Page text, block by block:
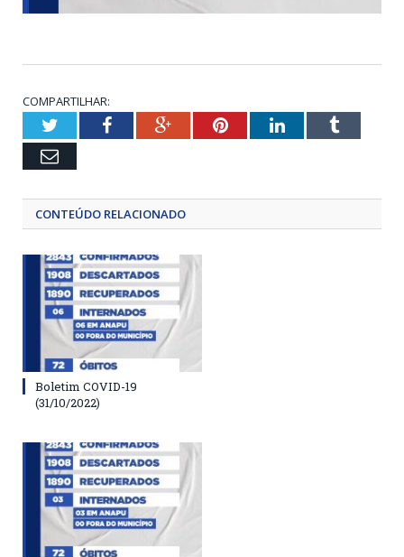
COMPARTILHAR:
TwitterFacebookGoogle+PinterestLinkedInTumblr
Email
CONTEÚDO RELACIONADO
Boletim COVID-19
(31/10/2022)